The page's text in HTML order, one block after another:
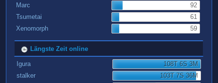
Marc
92
Tsumetai
61
Xenomorph
59
Längste Zeit online
Igura
108T 6S 3M
stalker
103T 7S 36M